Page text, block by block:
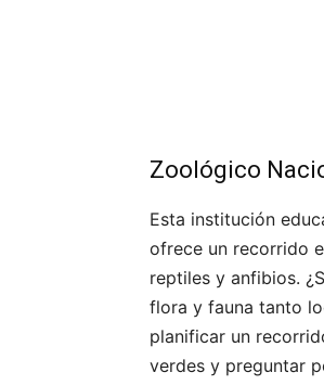
Zoológico
Esta institución
ofrece un recorrido
reptiles y anfibios.
flora y fauna tanto
planificar un
verdes y preguntar